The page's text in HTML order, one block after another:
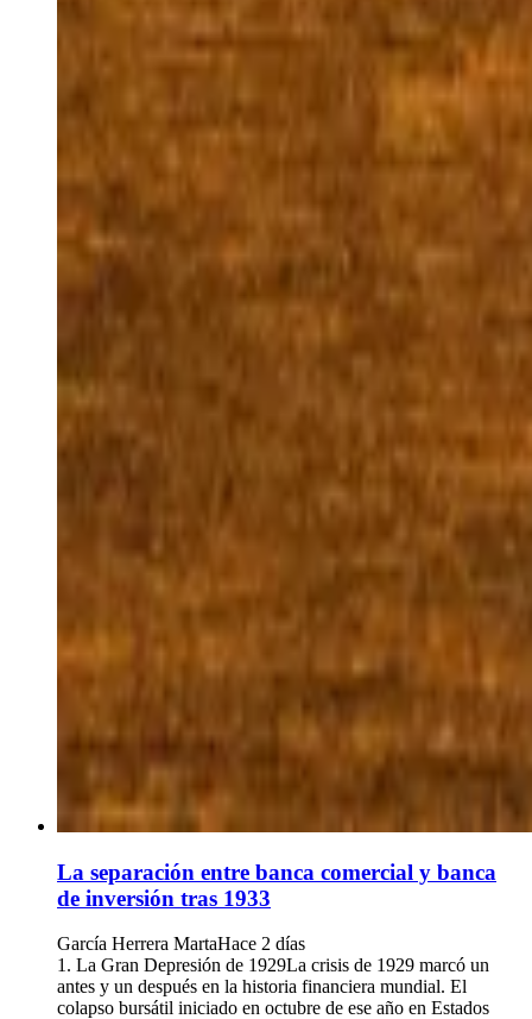
La separación entre banca comercial y banca
de inversión tras 1933
García Herrera MartaHace 2 días
1. La Gran Depresión de 1929La crisis de 1929 marcó un
antes y un después en la historia financiera mundial. El
colapso bursátil iniciado en octubre de ese año en Estados